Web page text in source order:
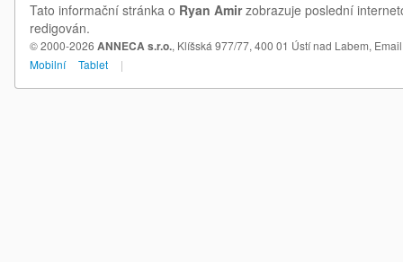
Tato informační stránka o Ryan Amirzobrazuje poslední
redigován.
© 2000-2026 ANNECA s.r.o., Klíšská 977/77, 400 01 Ústí nad Labem,
Mobilní
Tablet |